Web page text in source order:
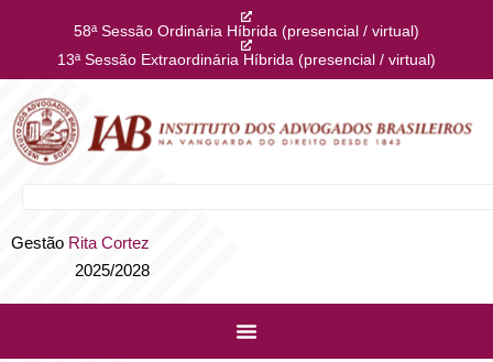
58ª Sessão Ordinária Híbrida (presencial / virtual)
13ª Sessão Extraordinária Híbrida (presencial / virtual)
Gestão Rita Cortez
2025/2028